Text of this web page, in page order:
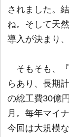
されました。
ね。そして天
導入が決まり
そもそも、
らあり、長期
の総工費30億
月。毎年マイ
今回は大規模